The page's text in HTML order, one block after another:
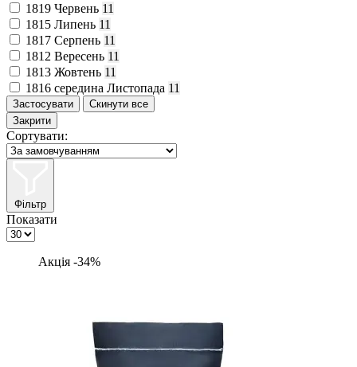
1819 Червень 11
1815 Липень 11
1817 Серпень 11
1812 Вересень 11
1813 Жовтень 11
1816 середина Листопада 11
Закрити
Сортувати:
Фільтр
Показати
Акція -34%